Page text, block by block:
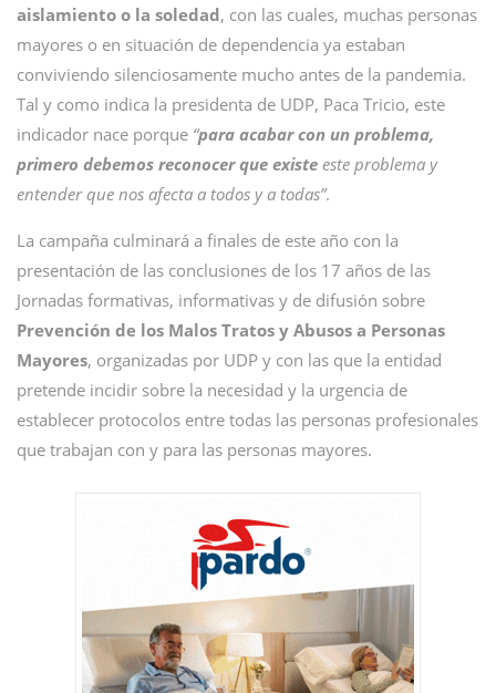
aislamiento o la soledad, con las cuales, muchas personas
mayores o en situación de dependencia ya estaban
conviviendo silenciosamente mucho antes de la pandemia.
Tal y como indica la presidenta de UDP, Paca Tricio, este
indicador nace porque “para acabar con un problema,
primero debemos reconocer que existe este problema y
entender que nos afecta a todos y a todas”.
La campaña culminará a finales de este año con la
presentación de las conclusiones de los 17 años de las
Jornadas formativas, informativas y de difusión sobre
Prevención de los Malos Tratos y Abusos a Personas
Mayores, organizadas por UDP y con las que la entidad
pretende incidir sobre la necesidad y la urgencia de
establecer protocolos entre todas las personas profesionales
que trabajan con y para las personas mayores.